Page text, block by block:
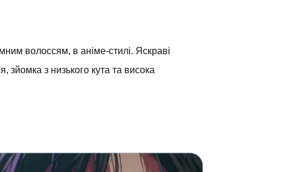
волоссям, в аніме-стилі. Яскраві
зйомка з низького кута та висока